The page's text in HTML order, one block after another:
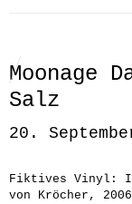
Moonage
Salz
20.
Fiktives Vinyl:
von Kröcher,